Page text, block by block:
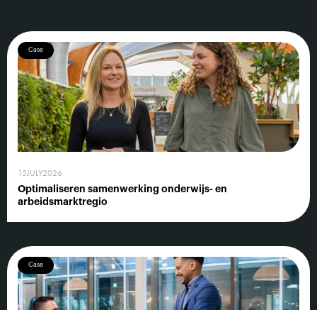
Case
15JULY2026
Optimaliseren samenwerking onderwijs- en
arbeidsmarktregio
Case